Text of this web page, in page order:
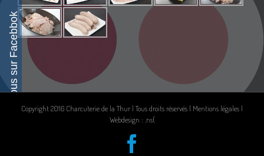
Copyright 2016 Charcuterie de la Thur | Tous droits réservés | Mentions légales |
Webdesign : .ns{
Suivez-nous sur Facebbok